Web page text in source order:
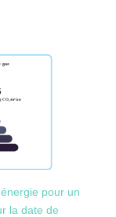
pour un
la date de